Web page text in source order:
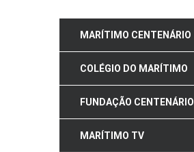
MARÍTIMO CENTENÁRIO
COLÉGIO DO MARÍTIMO
FUNDAÇÃO CENTENÁRIO
MARÍTIMO TV